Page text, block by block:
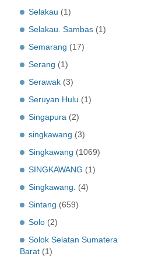
Selakau (1)
Selakau. Sambas (1)
Semarang (17)
Serang (1)
Serawak (3)
Seruyan Hulu (1)
Singapura (2)
singkawang (3)
Singkawang (1069)
SINGKAWANG (1)
Singkawang.
(4)
Sintang (659)
Solo (2)
Solok Selatan Sumatera
Barat (1)